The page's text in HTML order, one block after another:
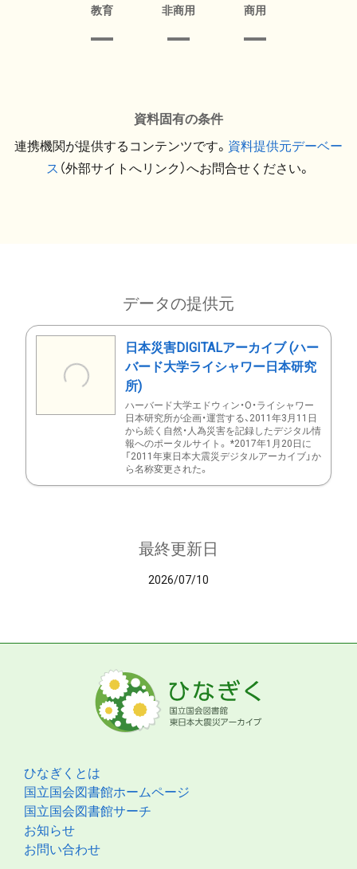
教育 非商用 商用
資料固有の条件
連携機関が提供するコンテンツです。 資料提供元デーベー
ス （外部サイトへリンク）へお問合せください。
データの提供元
日本災害DIGITALアーカイブ (ハー
バード大学ライシャワー日本研究
所)
ハーバード大学エドウィン・O・ライシャワー
日本研究所が企画・運営する、2011年3月11日
から続く自然・人為災害を記録したデジタル情
報へのポータルサイト。 *2017年1月20日に
「2011年東日本大震災デジタルアーカイブ」か
ら名称変更された。
最終更新日
2026/07/10
ひなぎくとは
国立国会図書館ホームページ
国立国会図書館サーチ
お知らせ
お問い合わせ